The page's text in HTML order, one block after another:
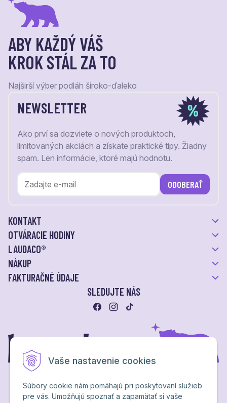
Vaše nastavenie cookies
Súbory cookie nám pomáhajú pri poskytovaní služieb
pre vás. Umožňujú spoznať a zapamätať si vaše
ABY KAŽDÝ VÁŠ
KROK STÁL ZA TO
Najširší výber podláh široko-ďaleko
NEWSLETTER
Ako prví sa dozviete o nových produktoch,
limitovaných akciách a získate praktické tipy. Žiadny
spam. Len informácie, ktoré majú hodnotu.
ODOBERAŤ
KONTAKT
OTVÁRACIE HODINY
LAUDACO®
NÁKUP
FAKTURAČNÉ ÚDAJE
SLEDUJTE NÁS
Ochrana osobných údajov